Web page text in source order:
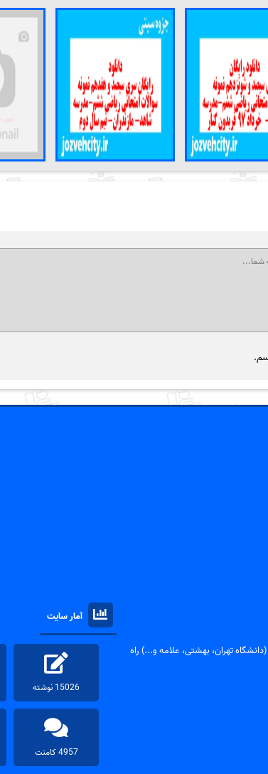
تهران، بهشتی، علامه و...) راه
آمار سایت
15026 نوشته
4957 کامنت